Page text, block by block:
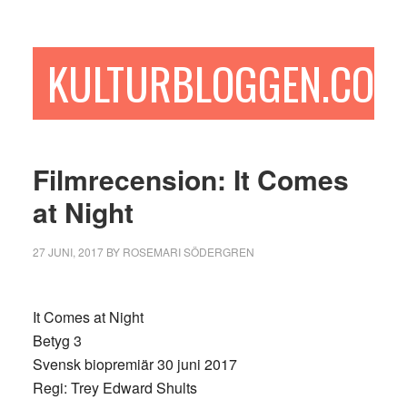
sidofältetKULTURBLOGGEN.COM
Filmrecension: It Comes
at Night
27 JUNI, 2017BY ROSEMARI SÖDERGREN
It Comes at Night
Betyg 3
Svensk biopremiär 30 juni 2017
Regi: Trey Edward Shults